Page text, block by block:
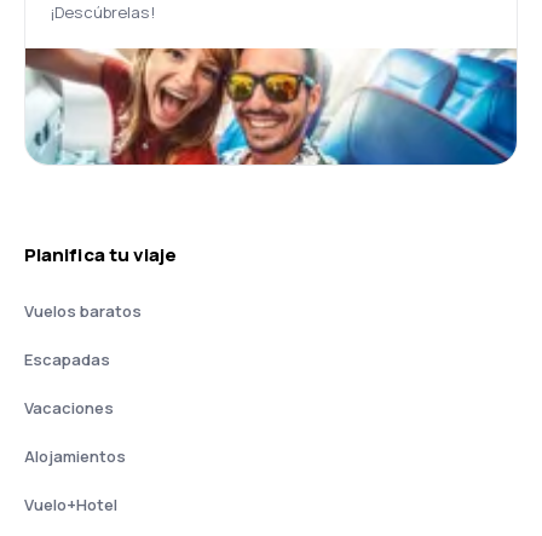
¡Descúbrelas!
Planifica tu viaje
Vuelos baratos
Escapadas
Vacaciones
Alojamientos
Vuelo+Hotel